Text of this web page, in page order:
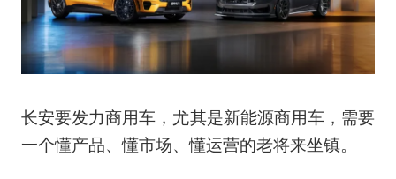
长安要发力商用车，尤其是新能源商用车，需要
一个懂产品、懂市场、懂运营的老将来坐镇。